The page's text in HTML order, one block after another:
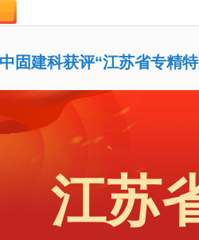
固建科获评“江苏省专精
江苏